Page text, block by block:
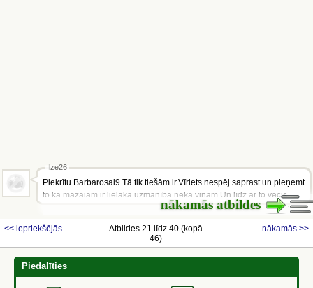
Ilze26
Piekrītu Barbarosai9.Tā tik tiešām ir.Vīriets nespēj saprast un pieņemt
to ka mazajam ir lielāka uzmanība nekā viņam.Un līdz ar to vecis
nākamās atbildes
<< iepriekšējās
Atbildes 21 līdz 40 (kopā
46)
nākamās >>
Piedalīties